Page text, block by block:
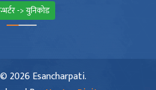
-> युनिकोड
2026 Esancharpati.